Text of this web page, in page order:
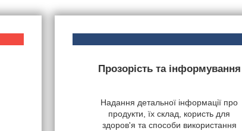
Прозорість та інформування
Надання детальної інформації про
продукти, їх склад, користь для
здоров'я та способи використання